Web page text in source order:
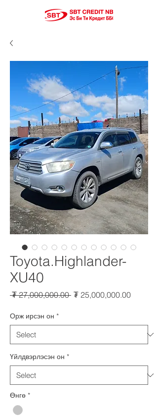
Toyota.Highlander-
XU40
₮ 27,000,000.00 Regular
₮ 25,000,000.00Sale
Орж ирсэн он *
Үйлдвэрлэсэн он *
Өнгө *